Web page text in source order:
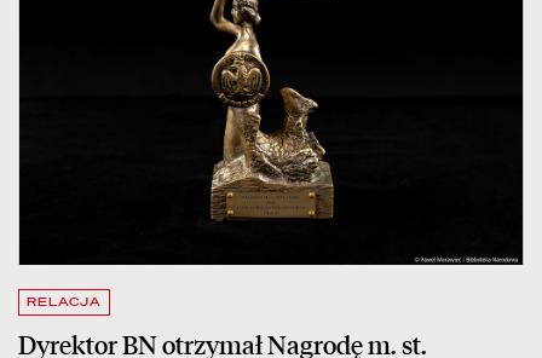
RELACJA
Dyrektor BN otrzymał Nagrodę m. st.